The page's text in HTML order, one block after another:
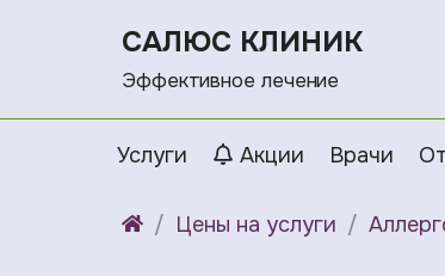
САЛЮС КЛИНИК
Эффективное лечение
Услуги Акции Врачи
Цены на услуги